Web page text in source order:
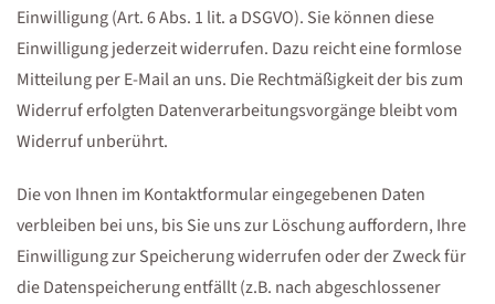
Einwilligung (Art. 6 Abs. 1 lit. a DSGVO). Sie können diese
Einwilligung jederzeit widerrufen. Dazu reicht eine formlose
Mitteilung per E-Mail an uns. Die Rechtmäßigkeit der bis zum
Widerruf erfolgten Datenverarbeitungsvorgänge bleibt vom
Widerruf unberührt.
Die von Ihnen im Kontaktformular eingegebenen Daten
verbleiben bei uns, bis Sie uns zur Löschung auffordern, Ihre
Einwilligung zur Speicherung widerrufen oder der Zweck für
die Datenspeicherung entfällt (z.B. nach abgeschlossener